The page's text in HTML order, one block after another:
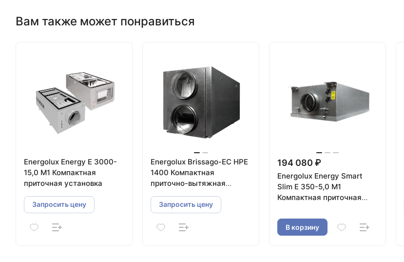
Вам также может понравиться
Energolux Energy E 3000-
15,0 M1 Компактная
приточная установка
Запросить цену
Energolux Brissago-EC HPE
1400 Компактная
приточно-вытяжная
установка с пластинчатым
рекуператором
Запросить цену
194 080 ₽
Energolux Energy Smart
Slim E 350-5,0 M1
Компактная приточная
В корзину